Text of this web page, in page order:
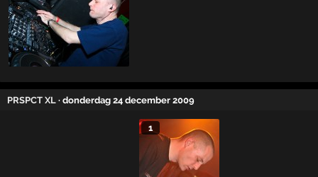
PRSPCT XL · donderdag 24 december 2009
1